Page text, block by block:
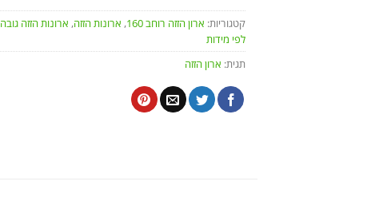
קטגוריות: ארון הזזה רוחב 160 , ארונות הזזה, ארונות הזזה גובה 240 ס"מ
לפי מידות
תגית: ארון הזזה